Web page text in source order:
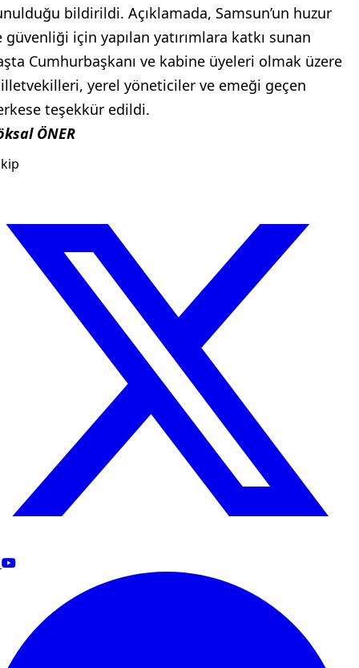
bildirildi. Açıklamada, Samsun’un huzur
güvenliği için yapılan yatırımlara katkı sunan
Cumhurbaşkanı ve kabine üyeleri olmak üzere
yerel yöneticiler ve emeği geçen
teşekkür edildi.
ÖNER